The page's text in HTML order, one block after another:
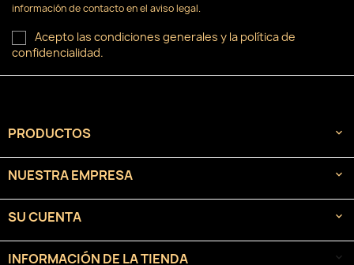
información de contacto en el aviso legal.
Acepto las condiciones generales y la política de
confidencialidad.
PRODUCTOS 
NUESTRA EMPRESA 
SU CUENTA 
INFORMACIÓN DE LA TIENDA keyboard_arrow_down